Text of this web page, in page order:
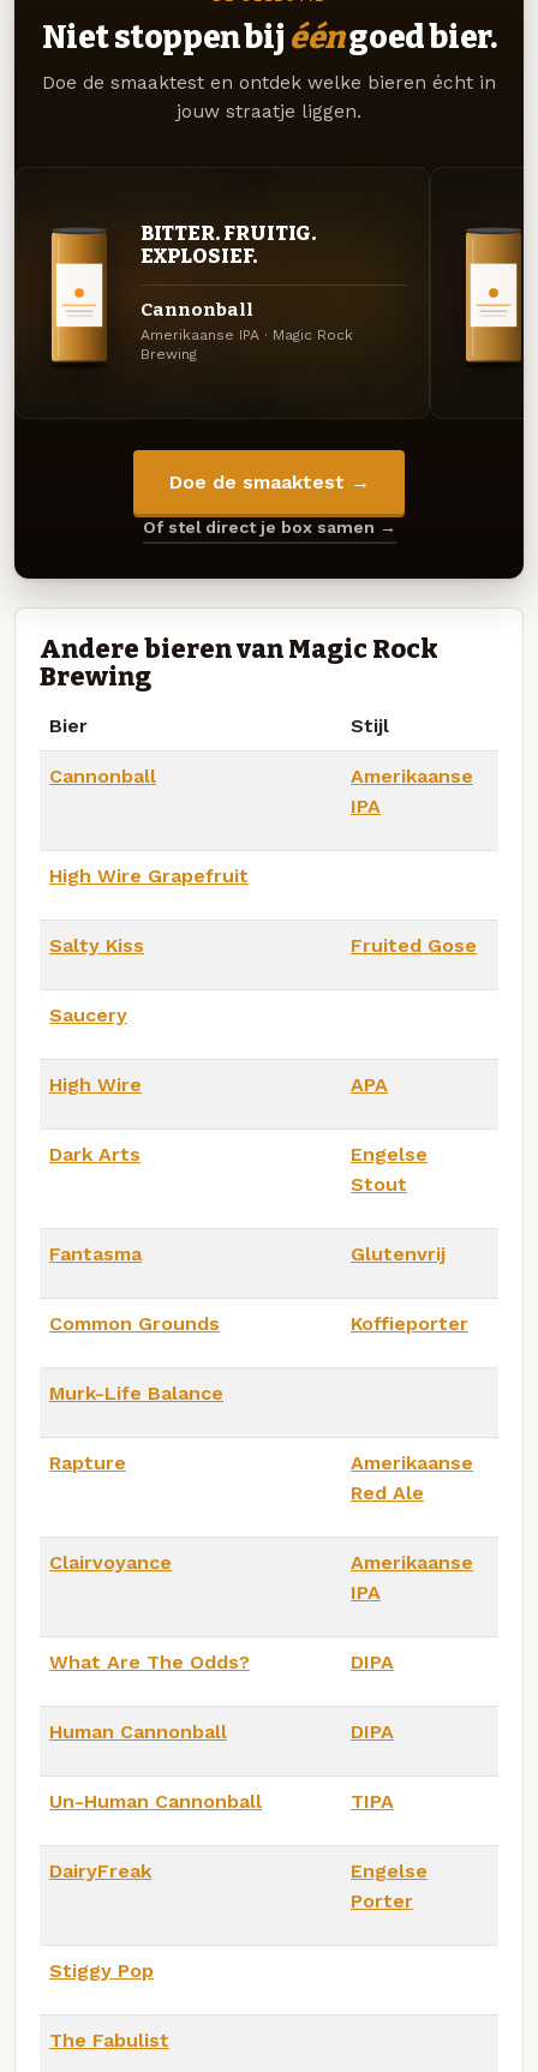
Niet stoppen bij ééngoed bier.
Doe de smaaktest en ontdek welke bieren écht in
jouw straatje liggen.
BITTER. FRUITIG.
EXPLOSIEF.
Cannonball
Amerikaanse IPA · Magic Rock
Brewing
Doe de smaaktest →
Of stel direct je box samen →
Andere bieren van Magic Rock
Brewing
Bier Stijl
Cannonball
Amerikaanse
IPA
High Wire Grapefruit
Salty Kiss Fruited Gose
Saucery
High Wire APA
Dark Arts
Engelse
Stout
Fantasma Glutenvrij
Common Grounds Koffieporter
Murk-Life Balance
Rapture
Amerikaanse
Red Ale
Clairvoyance
Amerikaanse
IPA
What Are The Odds? DIPA
Human Cannonball DIPA
Un-Human Cannonball TIPA
DairyFreak
Engelse
Porter
Stiggy Pop
The Fabulist